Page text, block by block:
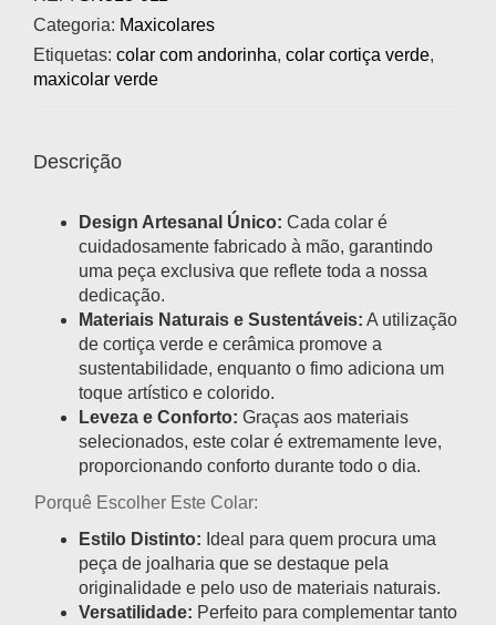
Categoria: Maxicolares
Etiquetas: colar com andorinha, colar cortiça verde,
maxicolar verde
Descrição
Design Artesanal Único: Cada colar é
cuidadosamente fabricado à mão, garantindo
uma peça exclusiva que reflete toda a nossa
dedicação.
Materiais Naturais e Sustentáveis: A utilização
de cortiça verde e cerâmica promove a
sustentabilidade, enquanto o fimo adiciona um
toque artístico e colorido.
Leveza e Conforto: Graças aos materiais
selecionados, este colar é extremamente leve,
proporcionando conforto durante todo o dia.
Porquê Escolher Este Colar:
Estilo Distinto: Ideal para quem procura uma
peça de joalharia que se destaque pela
originalidade e pelo uso de materiais naturais.
Versatilidade: Perfeito para complementar tanto